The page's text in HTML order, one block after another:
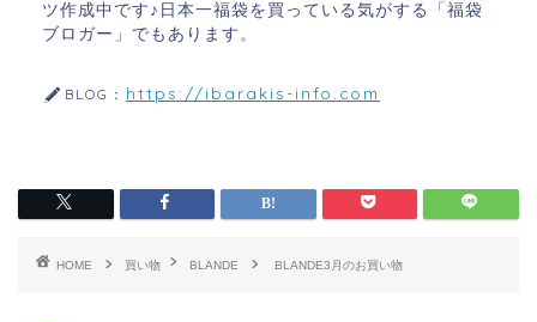
ツ作成中です♪日本一福袋を買っている気がする「福袋
ブロガー」でもあります。
BLOG： https://ibarakis-info.com
HOME 買い物 BLANDE BLANDE3月のお買い物